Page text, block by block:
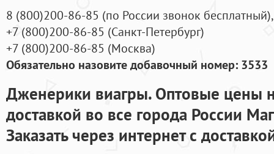
8 (800)200-86-85 (по России звонок бесплатный),
+7 (800)200-86-85 (Санкт-Петербург)
+7 (800)200-86-85 (Москва)
Обязательно назовите добавочный номер: 3533
Дженерики виагры. Оптовые цены
доставкой во все города России
Заказать через интернет с